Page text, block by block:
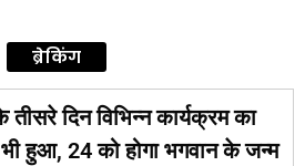
ब्रेकिंग
तीसरे दिन विभिन्न कार्यक्रम का
हुआ, 24 को होगा भगवान के जन्म